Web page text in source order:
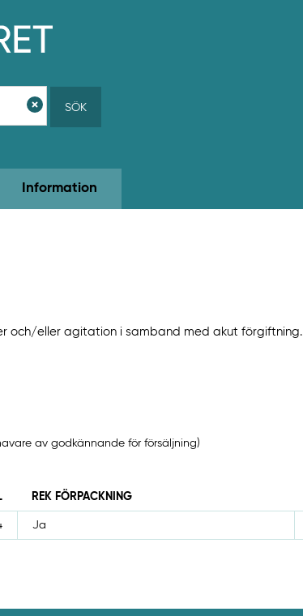
SÖK
Information
och/eller agitation i samband med akut förgiftning.
av godkännande för försäljning)
REK FÖRPACKNING
Ja